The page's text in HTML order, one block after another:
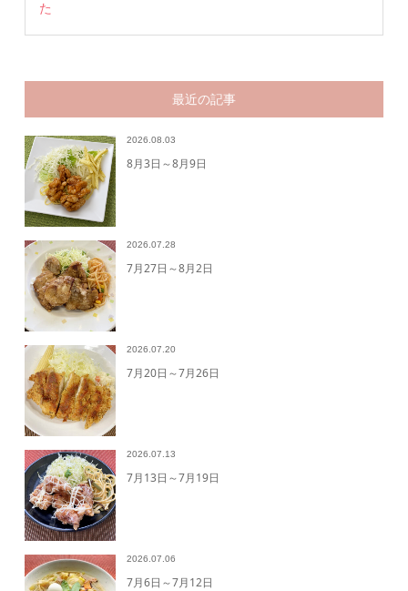
た
最近の記事
2026.08.03
8月3日～8月9日
2026.07.28
7月27日～8月2日
2026.07.20
7月20日～7月26日
2026.07.13
7月13日～7月19日
2026.07.06
7月6日～7月12日